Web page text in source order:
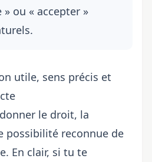
ou « accepter »
utile, sens précis et
le droit, la
possibilité reconnue de
En clair, si tu te